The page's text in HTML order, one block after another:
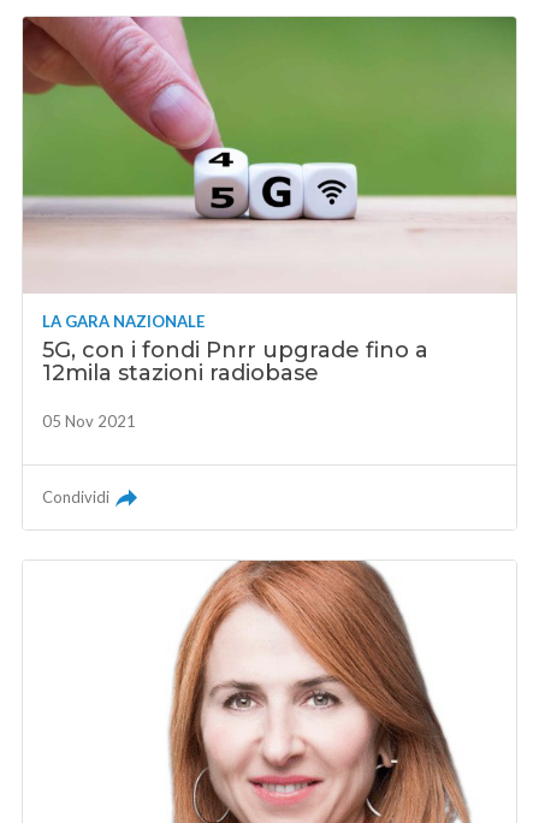
LA GARA NAZIONALE
5G, con i fondi Pnrr upgrade fino a
12mila stazioni radiobase
05 Nov 2021
Condividi